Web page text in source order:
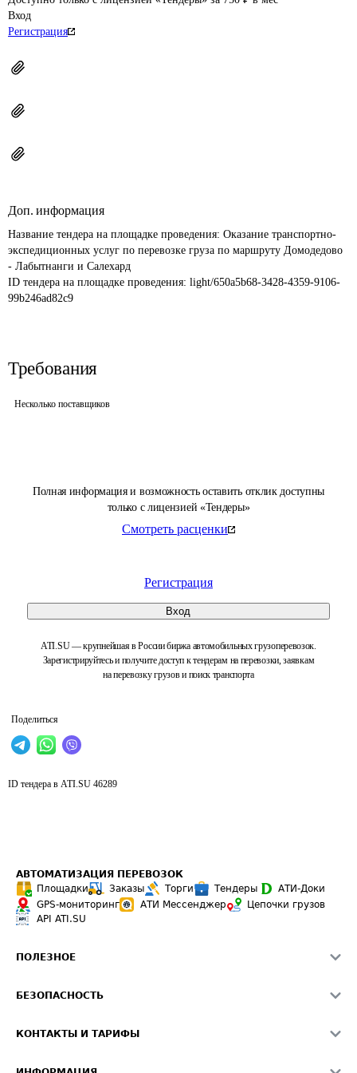
Полная информация и возможность оставить отклик доступны
только с лицензией «Тендеры»
Смотреть расценки
Регистрация
Вход
ATI.SU — крупнейшая в России биржа автомобильных грузоперевозок.
Зарегистрируйтесь и получите доступ к тендерам на перевозки, заявкам
на перевозку грузов и поиск транспорта
Поделиться
Вход
Регистрация
Доп. информация
Название тендера на площадке проведения: Оказание транспортно-
экспедиционных услуг по перевозке груза по маршруту Домодедово
- Лабытнанги и Салехард
ID тендера на площадке проведения: light/650a5b68-3428-4359-9106-
99b246ad82c9
Требования
Несколько поставщиков
ID тендера в ATI.SU 46289
АВТОМАТИЗАЦИЯ ПЕРЕВОЗОК
Площадки
Заказы Торги Тендеры
АТИ-Доки
GPS-мониторинг
АТИ Мессенджер
Цепочки грузов
API ATI.SU
ПОЛЕЗНОЕ
Звезды ATI.SU на вашем сайте
БЕЗОПАСНОСТЬ
Светофор+
КОНТАКТЫ И ТАРИФЫ